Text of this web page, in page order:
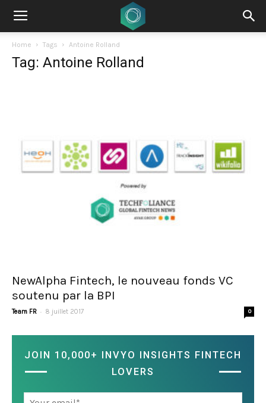
Home Tags Antoine Rolland
Tag: Antoine Rolland
NewAlpha Fintech, le nouveau fonds VC
soutenu par la BPI
Team FR - 8 juillet 2017 0
JOIN 10,000+ INVYO INSIGHTS FINTECH
LOVERS